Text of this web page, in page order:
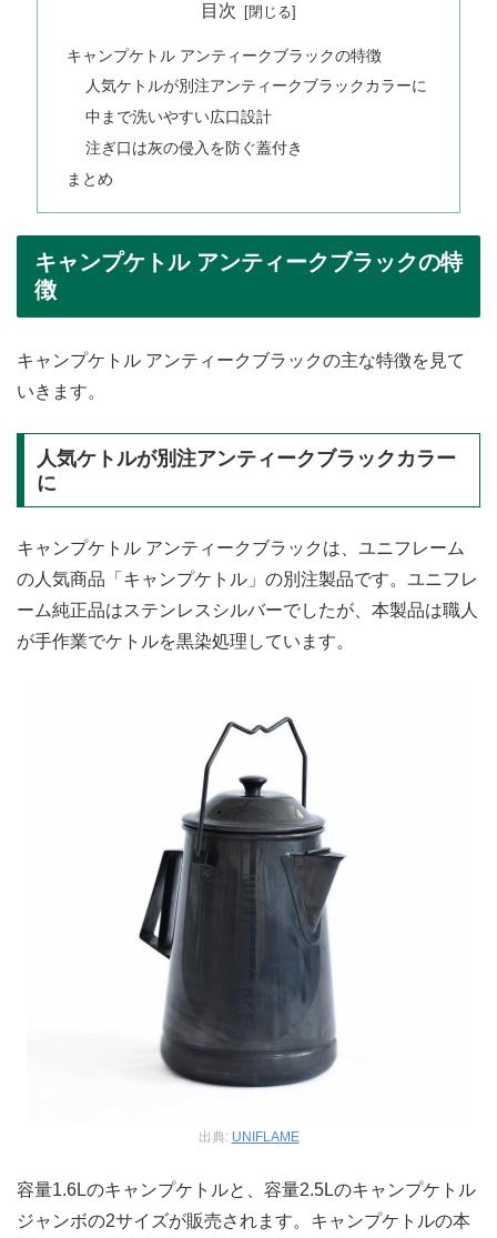
目次
キャンプケトル アンティークブラックの特徴
人気ケトルが別注アンティークブラックカラーに
中まで洗いやすい広口設計
注ぎ口は灰の侵入を防ぐ蓋付き
まとめ
キャンプケトル アンティークブラックの特
徴
キャンプケトル アンティークブラックの主な特徴を見て
いきます。
人気ケトルが別注アンティークブラックカラー
に
キャンプケトル アンティークブラックは、ユニフレーム
の人気商品「キャンプケトル」の別注製品です。ユニフレ
ーム純正品はステンレスシルバーでしたが、本製品は職人
が手作業でケトルを黒染処理しています。
出典: UNIFLAME
容量1.6Lのキャンプケトルと、容量2.5Lのキャンプケトル
ジャンボの2サイズが販売されます。キャンプケトルの本